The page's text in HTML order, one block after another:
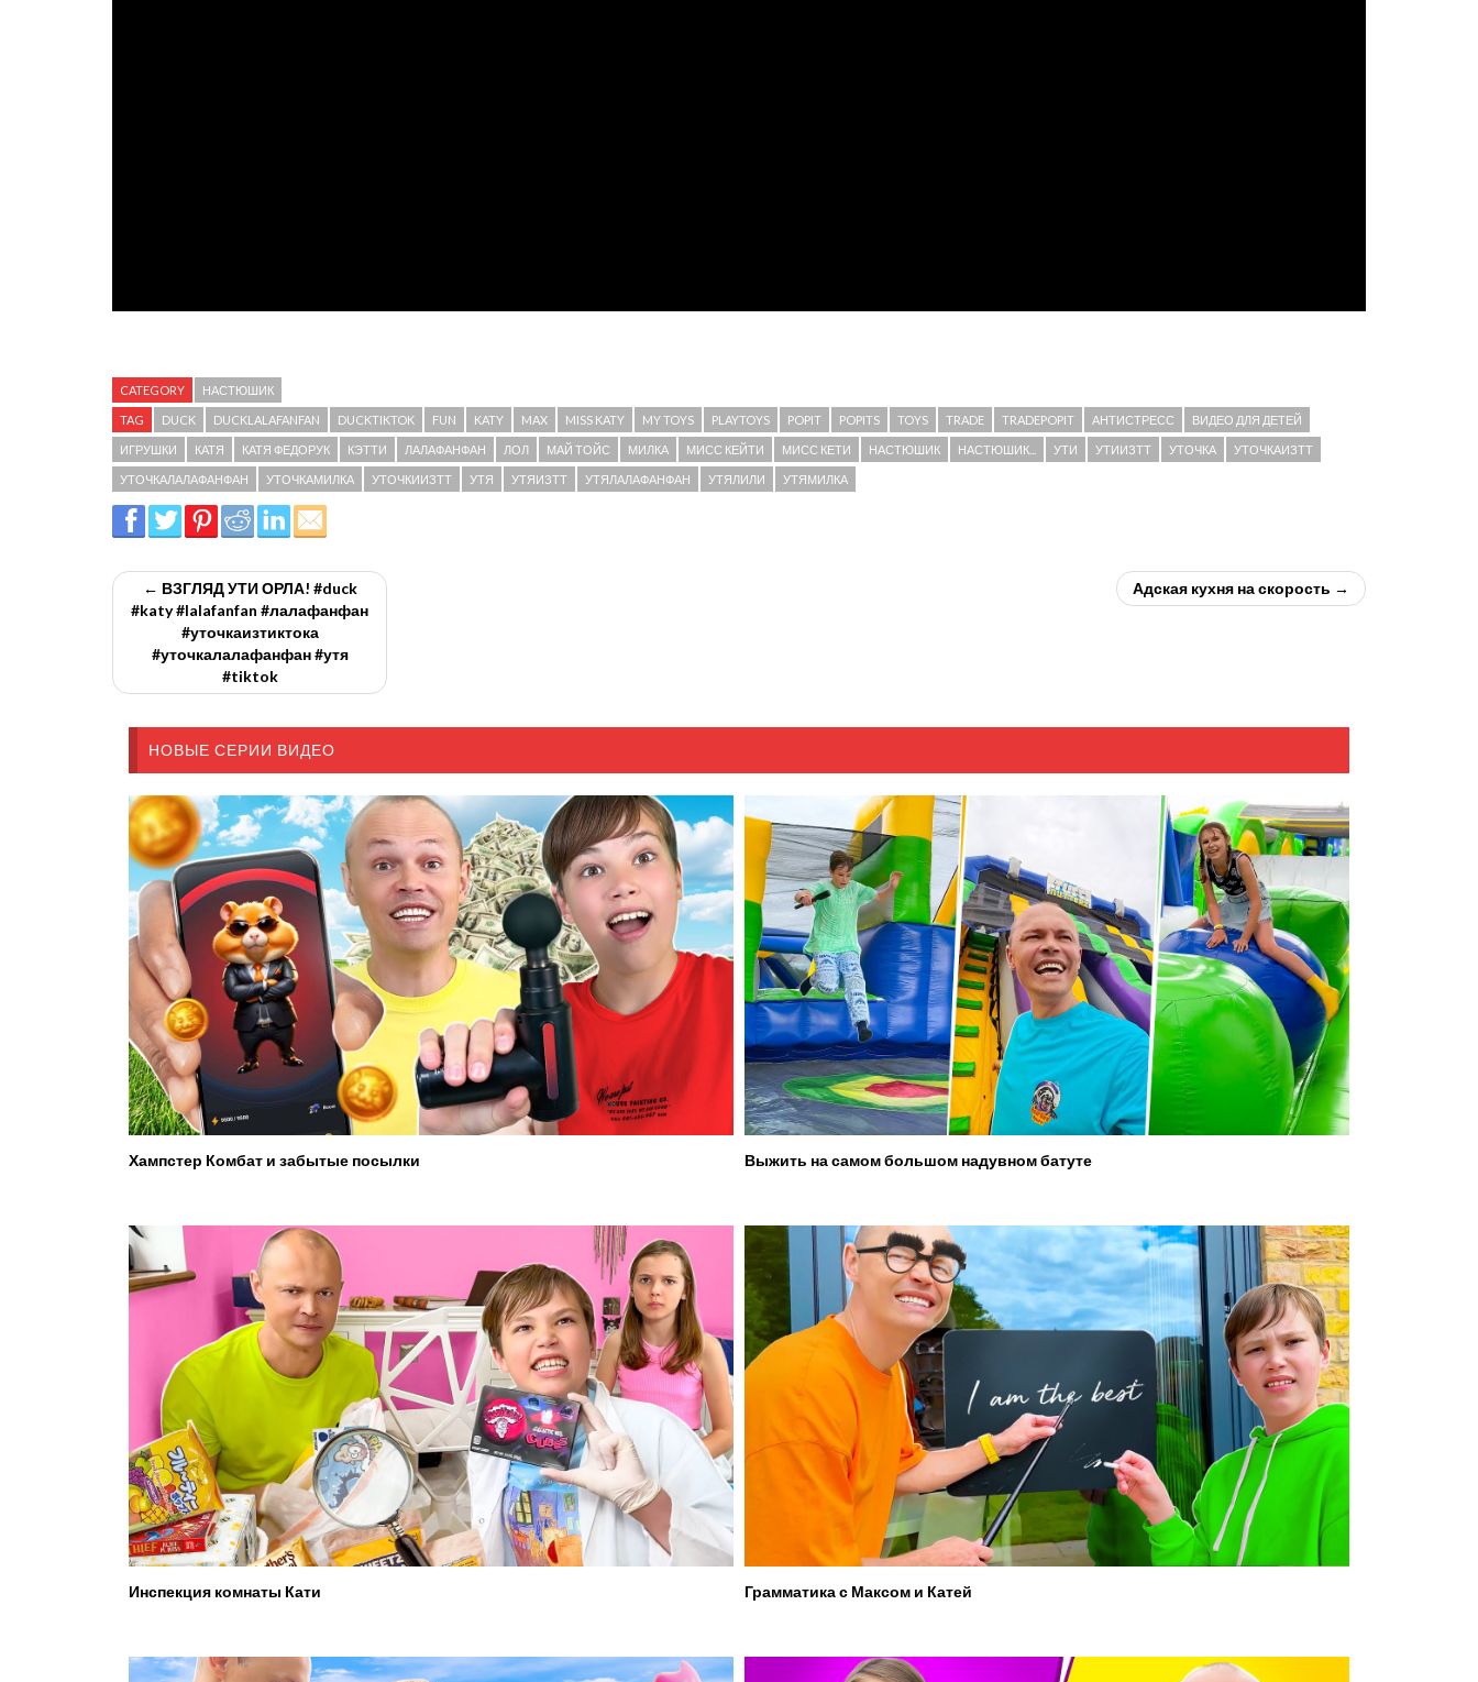
CATEGORY НАСТЮШИК
TAG DUCK DUCKLALAFANFAN DUCKTIKTOK FUN KATY MAX MISS KATY MY TOYS PLAYTOYS POPIT POPITS TOYS TRADE TRADEPOPIT АНТИСТРЕСС ВИДЕО ДЛЯ ДЕТЕЙ
ИГРУШКИ КАТЯ КАТЯ ФЕДОРУК КЭТТИ ЛАЛАФАНФАН ЛОЛ МАЙ ТОЙС МИЛКА МИСС КЕЙТИ МИСС КЕТИ НАСТЮШИК НАСТЮШИК... УТИ УТИИЗТТ УТОЧКА УТОЧКАИЗТТ
УТОЧКАЛАЛАФАНФАН УТОЧКАМИЛКА УТОЧКИИЗТТ УТЯ УТЯИЗТТ УТЯЛАЛАФАНФАН УТЯЛИЛИ УТЯМИЛКА
← ВЗГЛЯД УТИ ОРЛА! #duck
#katy #lalafanfan #лалафанфан
#уточкаизтиктока
#уточкалалафанфан #утя
#tiktok
Адская кухня на скорость →
НОВЫЕ СЕРИИ ВИДЕО
Хампстер Комбат и забытые посылки Выжить на самом большом надувном батуте
Инспекция комнаты Кати Грамматика с Максом и Катей